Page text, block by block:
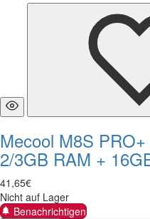
Mecool M8S
2/3GB RAM +
41 ,65€
Nicht auf Lager
Benachrichtigen